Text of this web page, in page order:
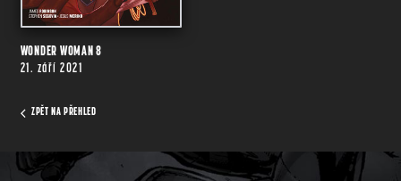
WONDER WOMAN 8
21. září 2021
ZPĚT NA PŘEHLED